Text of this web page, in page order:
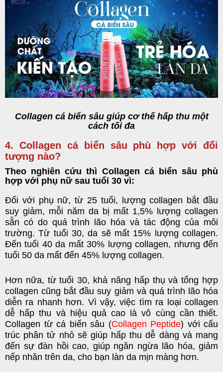
Collagen cá biển sâu giúp cơ thể hấp thu một
cách tối đa
4. Collagen cá biển sâu phù hợp với đối
tượng nào?
Theo nghiên cứu thì Collagen cá biển sâu phù
hợp với phụ nữ sau tuổi 30 vì:
Đối với phụ nữ, từ 25 tuổi, lượng collagen bắt đầu
suy giảm, mỗi năm da bị mất 1,5% lượng collagen
sẵn có do quá trình lão hóa và tác động của môi
trường. Từ tuổi 30, da sẽ mất 15% lượng collagen.
Đến tuổi 40 da mất 30% lượng collagen, nhưng đến
tuổi 50 da mất đến 45% lượng collagen.
Hơn nữa, từ tuổi 30, khả năng hấp thụ và tổng hợp
collagen cũng bắt đầu suy giảm và quá trình lão hóa
diễn ra nhanh hơn. Vì vậy, việc tìm ra loại collagen
dễ hấp thu và hiệu quả cao là vô cùng cần thiết.
Collagen từ cá biển sâu (Collagen Peptide) với cấu
trúc phân tử nhỏ sẽ giúp hấp thu dễ dàng và mang
đến sự đàn hồi cao, giúp ngăn ngừa lão hóa, giảm
nếp nhăn trên da, cho bạn làn da mịn màng hơn.